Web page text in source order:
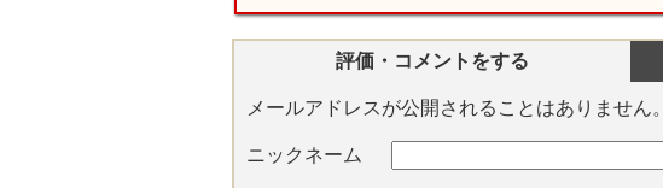
評価・コメントをする
メールアドレスが公開されることはありません。
ニックネーム